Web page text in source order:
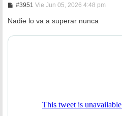
#3951 M
n
Vie Jun 05, 2026 4:48 pm
Nadie lo va a superar nunca